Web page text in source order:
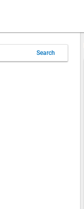
Search